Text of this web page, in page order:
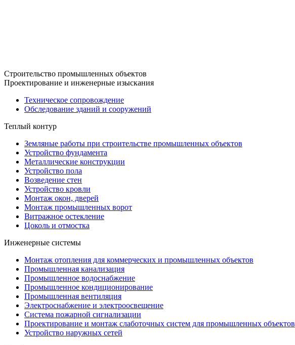
Строительство промышленных объектов
Проектирование и инженерные изыскания
Техническое сопровождение
Обследование зданий и сооружений
Теплый контур
Земляные работы при строительстве промышленных объектов
Устройство фундамента
Металлические конструкции
Устройство пола
Возведение стен
Устройство кровли
Монтаж окон, дверей
Монтаж промышленных ворот
Витражное остекление
Цоколь и отмостка
Инженерные системы
Монтаж отопления для коммерческих и промышленных объектов
Промышленная канализация
Промышленное водоснабжение
Промышленное кондиционирование
Промышленная вентиляция
Электроснабжение и электроосвещение
Система пожарной сигнализации
Проектирование и монтаж слаботочных систем для промышленных объектов
Устройство наружных сетей